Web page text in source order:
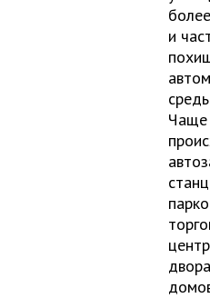
и
Чаще